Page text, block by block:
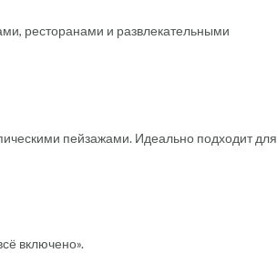
ресторанами и развлекательными
пейзажами. Идеально подходит для
включено».